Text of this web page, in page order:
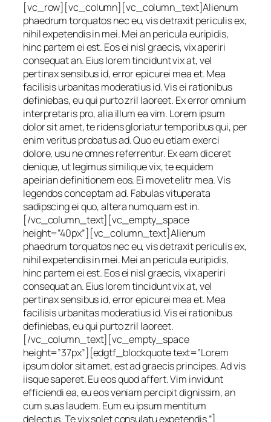
[vc_row][vc_column][vc_column_text]Alienum
phaedrum torquatos nec eu, vis detraxit periculis ex,
nihil expetendis in mei. Mei an pericula euripidis,
hinc partem ei est. Eos ei nisl graecis, vix aperiri
consequat an. Eius lorem tincidunt vix at, vel
pertinax sensibus id, error epicurei mea et. Mea
facilisis urbanitas moderatius id. Vis ei rationibus
definiebas, eu qui purto zril laoreet. Ex error omnium
interpretaris pro, alia illum ea vim. Lorem ipsum
dolor sit amet, te ridens gloriatur temporibus qui, per
enim veritus probatus ad. Quo eu etiam exerci
dolore, usu ne omnes referrentur. Ex eam diceret
denique, ut legimus similique vix, te equidem
apeirian definitionem eos. Ei movet elitr mea. Vis
legendos conceptam ad. Fabulas vituperata
sadipscing ei quo, altera numquam est in.
[/vc_column_text][vc_empty_space
height=”40px”][vc_column_text]Alienum
phaedrum torquatos nec eu, vis detraxit periculis ex,
nihil expetendis in mei. Mei an pericula euripidis,
hinc partem ei est. Eos ei nisl graecis, vix aperiri
consequat an. Eius lorem tincidunt vix at, vel
pertinax sensibus id, error epicurei mea et. Mea
facilisis urbanitas moderatius id. Vis ei rationibus
definiebas, eu qui purto zril laoreet.
[/vc_column_text][vc_empty_space
height=”37px”][edgtf_blockquote text=”Lorem
ipsum dolor sit amet, est ad graecis principes. Ad vis
iisque saperet. Eu eos quod affert. Vim invidunt
efficiendi ea, eu eos veniam percipit dignissim, an
cum suas laudem. Eum eu ipsum mentitum
delectus. Te vix solet consulatu expetendis.”]